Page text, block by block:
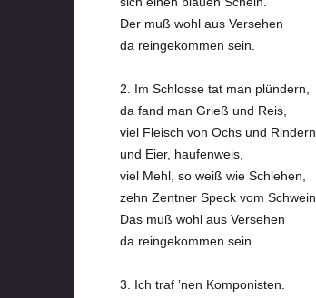
Der muß wohl aus Versehen
da reingekommen sein.
2. Im Schlosse tat man plündern,
da fand man Grieß und Reis,
viel Fleisch von Ochs und Rindern
und Eier, haufenweis,
viel Mehl, so weiß wie Schlehen,
zehn Zentner Speck vom Schwein.
Das muß wohl aus Versehen
da reingekommen sein.
3. Ich traf ’nen Komponisten.